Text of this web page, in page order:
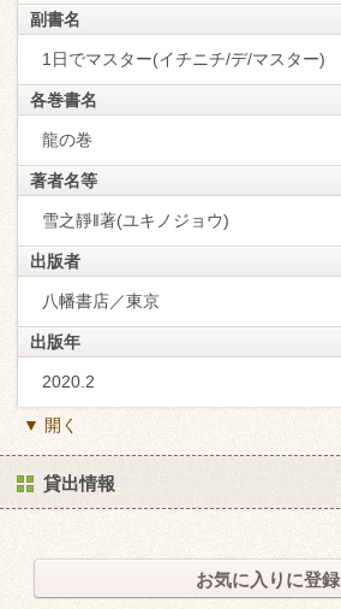
副書名
1日でマスター(イチニチ/デ/マスター)
各巻書名
龍の巻
著者名等
雪之靜‖著(ユキノジョウ)
出版者
八幡書店／東京
出版年
2020.2
▼ 開く
貸出情報
お気に入りに登録